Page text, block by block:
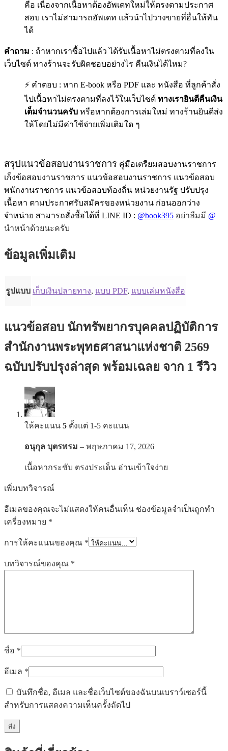
คือ เนื่องจากเนื้อหาต้องอัพเดทใหม่ให้ตรงตามประกาศ
สอบ เราไม่สามารถอัพเดท แล้วนำไปวางขายที่อื่นให้ทัน
ได้
คำถาม : ถ้าหากเราซื้อไปแล้ว ได้รับเนื้อหาไม่ตรงตามที่ลงใน
เว็บไซต์ ทางร้านจะรับผิดชอบอย่างไร คืนเงินได้ไหม?
⚡ คำตอบ : หาก E-book หรือ PDF และ หนังสือ ที่ลูกค้าสั่ง
ไปเนื้อหาไม่ตรงตามที่ลงไว้ในเว็บไซต์ ทางเรายินดีคืนเงิน
เต็มจำนวนครับ หรือหากต้องการเล่มใหม่ ทางร้านยินดีส่ง
ให้โดยไม่มีค่าใช้จ่ายเพิ่มเติมใด ๆ
สรุปแนวข้อสอบงานราชการ คู่มือเตรืยมสอบงานราชการ
เก็งข้อสอบงานราชการ แนวข้อสอบงานราชการ แนวข้อสอบ
พนักงานราชการ แนวข้อสอบท้องถิ่น หน่วยงานรัฐ ปรับปรุง
เนื้อหา ตามประกาศรับสมัครของหน่วยงาน ก่อนออกว่าง
จำหน่าย สามารถสั่งซื้อได้ที่ LINE ID : @book395 อย่าลืมมี @
นำหน้าด้วยนะครับ
ข้อมูลเพิ่มเติม
รูปแบบ เก็บเงินปลายทาง, แบบ PDF, แบบเล่มหนังสือ
แนวข้อสอบ นักทรัพยากรบุคคลปฏิบัติการ
สำนักงานพระพุทธศาสนาแห่งชาติ 2569
ฉบับปรับปรุงล่าสุด พร้อมเฉลย จาก 1 รีวิว
ให้คะแนน 5 ตั้งแต่ 1-5 คะแนน
อนุกุล บุตรพรม – พฤษภาคม 17, 2026
เนื้อหากระชับ ตรงประเด็น อ่านเข้าใจง่าย
เพิ่มบทวิจารณ์
อีเมลของคุณจะไม่แสดงให้คนอื่นเห็น ช่องข้อมูลจำเป็นถูกทำ
เครื่องหมาย *
การให้คะแนนของคุณ *
บทวิจารณ์ของคุณ *
ชื่อ *
อีเมล *
บันทึกชื่อ, อีเมล และชื่อเว็บไซต์ของฉันบนเบราว์เซอร์นี้
สำหรับการแสดงความเห็นครั้งถัดไป